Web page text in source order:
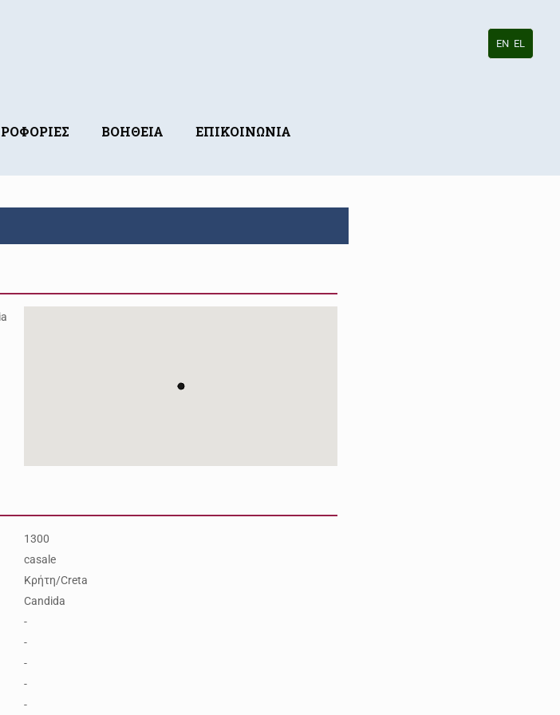
ΒΟΗΘΕΙΑ ΕΠΙΚΟΙΝΩΝΙΑ
EN EL
1300
casale
Κρήτη/Creta
Candida
-
-
-
-
-